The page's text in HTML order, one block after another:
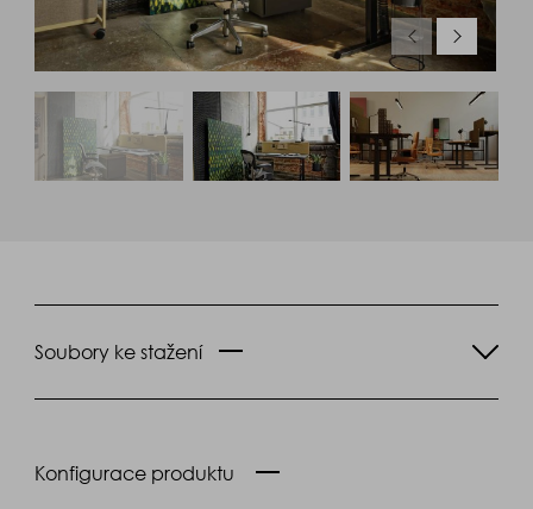
Soubory ke stažení
Konfigurace produktu